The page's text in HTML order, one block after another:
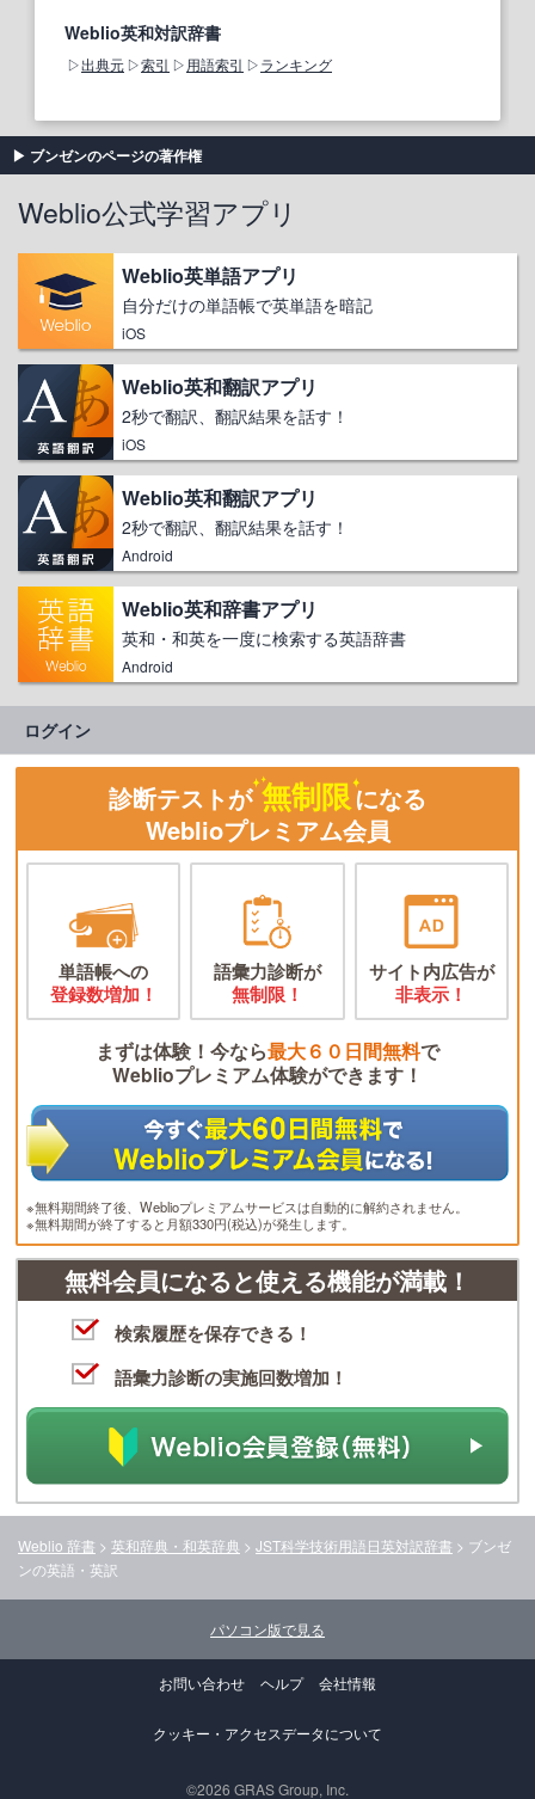
Weblio英和対訳辞書
出典元 索引 用語索引 ランキング
ブンゼンのページの著作権
Weblio公式学習アプリ
Weblio英単語アプリ
自分だけの単語帳で英単語を暗記
iOS
Weblio英和翻訳アプリ
2秒で翻訳、翻訳結果を話す！
iOS
Weblio英和翻訳アプリ
2秒で翻訳、翻訳結果を話す！
Android
Weblio英和辞書アプリ
英和・和英を一度に検索する英語辞書
Android
ログイン
診断テストが 無制限になる
Weblioプレミアム会員
単語帳への
登録数増加！
語彙力診断が
無制限！
サイト内広告が
非表示！
まずは体験！今なら最大６０日間無料で
Weblioプレミアム体験ができます！
※無料期間終了後、Weblioプレミアムサービスは自動的に解約されません。
※無料期間が終了すると月額330円(税込)が発生します。
無料会員になると使える機能が満載！
検索履歴を保存できる！
語彙力診断の実施回数増加！
Weblio 辞書 > 英和辞典・和英辞典 > JST科学技術用語日英対訳辞書 > ブンゼ
ンの英語・英訳
パソコン版で見る
お問い合わせ ヘルプ 会社情報
クッキー・アクセスデータについて
©2026 GRAS Group, Inc.